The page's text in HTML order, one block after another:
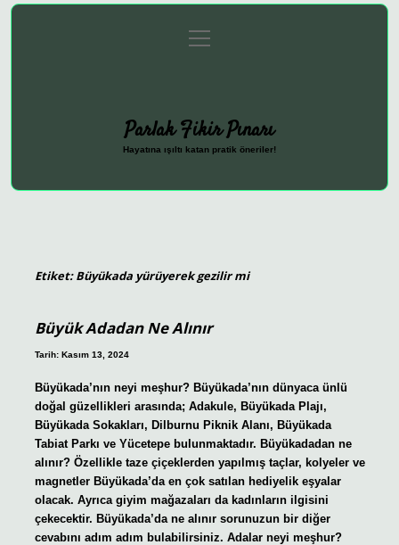
Gizlilik Politikası
menüyü
aç
Parlak Fikir Pınarı
Hayatına ışıltı katan pratik öneriler!
Etiket:Büyükada yürüyerek gezilir mi
Büyük Adadan Ne Alınır
Tarih: Kasım 13, 2024
Büyükada’nın neyi meşhur? Büyükada’nın dünyaca ünlü
doğal güzellikleri arasında; Adakule, Büyükada Plajı,
Büyükada Sokakları, Dilburnu Piknik Alanı, Büyükada
Tabiat Parkı ve Yücetepe bulunmaktadır. Büyükadadan ne
alınır? Özellikle taze çiçeklerden yapılmış taçlar, kolyeler ve
magnetler Büyükada’da en çok satılan hediyelik eşyalar
olacak. Ayrıca giyim mağazaları da kadınların ilgisini
çekecektir. Büyükada’da ne alınır sorunuzun bir diğer
cevabını adım adım bulabilirsiniz. Adalar neyi meşhur?